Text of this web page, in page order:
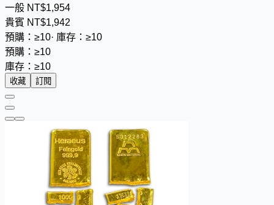
一般 NT$1,954
貴賓 NT$1,942
預購：≥10· 庫存：≥10
預購：≥10
庫存：≥10
收藏 訂閱